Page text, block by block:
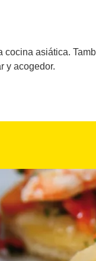
asiática.
y acogedor.